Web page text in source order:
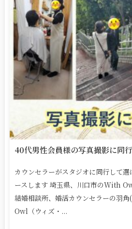
40代男性会員様の写真撮影に同
カウンセラーがスタジオに同行して
ースします 埼玉県、川口市のWith
結婚相談所、婚活カウンセラーの羽
Owl（ウィズ・...